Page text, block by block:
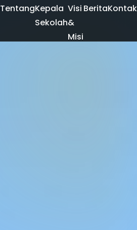
TentangKepala
Sekolah
Visi
&
Misi
BeritaKontak